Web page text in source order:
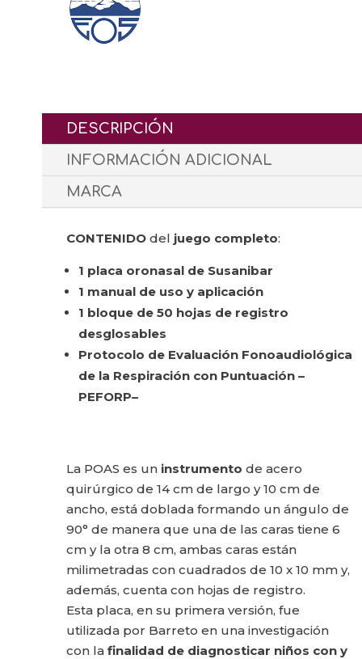
DESCRIPCIÓN
INFORMACIÓN ADICIONAL
MARCA
CONTENIDO del juego completo:
1 placa oronasal de Susanibar
1 manual de uso y aplicación
1 bloque de 50 hojas de registro
desglosables
Protocolo de Evaluación Fonoaudiológica
de la Respiración con Puntuación –
PEFORP–
La POAS es un instrumento de acero
quirúrgico de 14 cm de largo y 10 cm de
ancho, está doblada formando un ángulo de
90° de manera que una de las caras tiene 6
cm y la otra 8 cm, ambas caras están
milimetradas con cuadrados de 10 x 10 mm y,
además, cuenta con hojas de registro.
Esta placa, en su primera versión, fue
utilizada por Barreto en una investigación
con la finalidad de diagnosticar niños con y